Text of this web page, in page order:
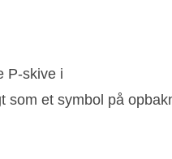
P-skive i
et symbol på